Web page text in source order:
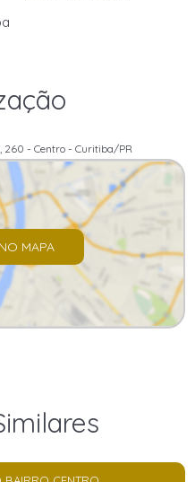
260 - Centro - Curitiba/PR
MAPA